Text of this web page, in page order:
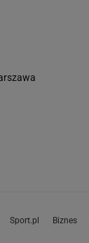
Sport.pl Biznes